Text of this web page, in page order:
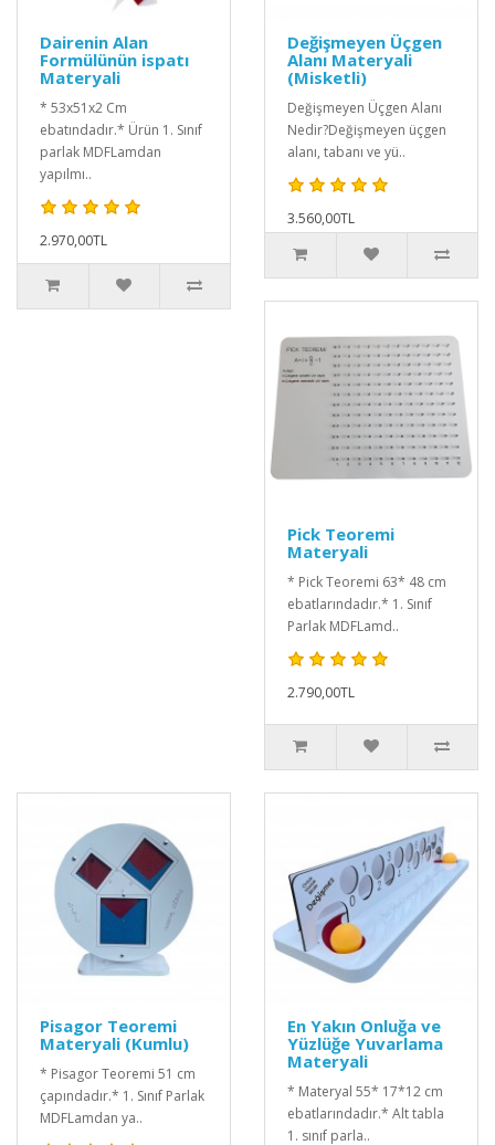
Dairenin Alan
Formülünün ispatı
Materyali
* 53x51x2 Cm
ebatındadır.* Ürün 1. Sınıf
parlak MDFLamdan
yapılmı..
2.970,00TL
Değişmeyen Üçgen
Alanı Materyali
(Misketli)
Değişmeyen Üçgen Alanı
Nedir?Değişmeyen üçgen
alanı, tabanı ve yü..
3.560,00TL
Pick Teoremi
Materyali
* Pick Teoremi 63* 48 cm
ebatlarındadır.* 1. Sınıf
Parlak MDFLamd..
2.790,00TL
Pisagor Teoremi
Materyali (Kumlu)
* Pisagor Teoremi 51 cm
çapındadır.* 1. Sınıf Parlak
MDFLamdan ya..
En Yakın Onluğa ve
Yüzlüğe Yuvarlama
Materyali
* Materyal 55* 17*12 cm
ebatlarındadır.* Alt tabla
1. sınıf parla..